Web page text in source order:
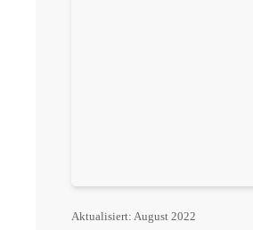
Aktualisiert: August 2022